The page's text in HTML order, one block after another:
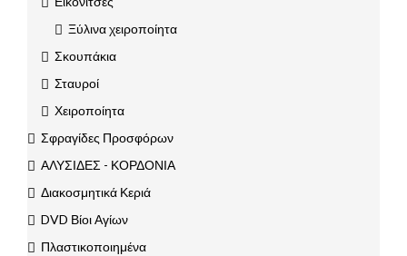
Ξύλινα χειροποίητα
Σκουπάκια
Σταυροί
Χειροποίητα
Σφραγίδες Προσφόρων
ΑΛΥΣΙΔΕΣ - ΚΟΡΔΟΝΙΑ
Διακοσμητικά Κεριά
DVD Βίοι Αγίων
Πλαστικοποιημένα